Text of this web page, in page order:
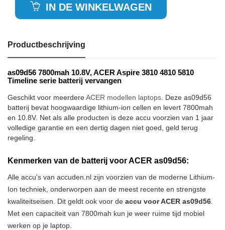
IN DE WINKELWAGEN
Productbeschrijving
as09d56 7800mah 10.8V, ACER Aspire 3810 4810 5810
Timeline serie batterij vervangen
Geschikt voor meerdereACER modellen laptops . Deze as09d56
batterij bevat hoogwaardige lithium-ion cellen en levert 7800mah
en 10.8V. Net als alle producten is deze accu voorzien van 1 jaar
volledige garantie en een dertig dagen niet goed, geld terug
regeling.
Kenmerken van de batterij voor ACER as09d56:
Alle accu's van accuden.nl zijn voorzien van de moderne Lithium-
Ion techniek, onderworpen aan de meest recente en strengste
kwaliteitseisen. Dit geldt ook voor de accu voor ACER as09d56
Met een capaciteit van 7800mah kun je weer ruime tijd mobiel
werken op je laptop.